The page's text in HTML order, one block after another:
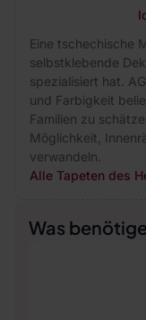
Eine tschechische
selbstklebende
spezialisiert hat.
und Farbigkeit
Familien zu
Möglichkeit,
verwandeln.
Alle Tapeten des
Was